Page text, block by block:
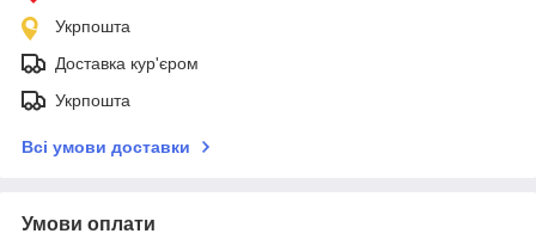
Укрпошта
Доставка кур'єром
Укрпошта
Всі умови доставки
Умови оплати